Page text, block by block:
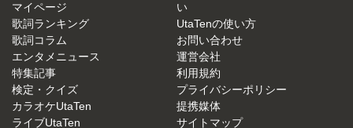
マイページ
歌詞ランキング
歌詞コラム
エンタメニュース
特集記事
検定・クイズ
カラオケUtaTen
ライブUtaTen
い
UtaTenの使い方
お問い合わせ
運営会社
利用規約
プライバシーポリシー
提携媒体
サイトマップ